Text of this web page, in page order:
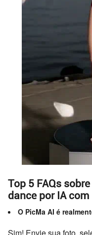
Top 5 FAQs
dance por IA com
O PicMa AI é